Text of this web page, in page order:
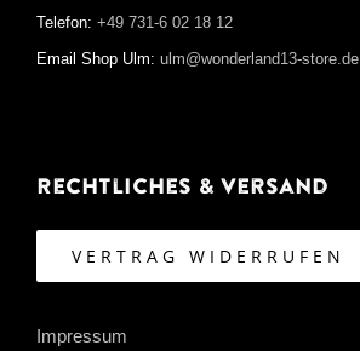
Telefon: +49 731-6 02 18 12
Email Shop Ulm: ulm@wonderland13-store.de
Rechtliches & Versand
VERTRAG WIDERRUFEN
Impressum